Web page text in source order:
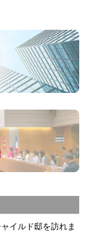
イルド邸を訪れま